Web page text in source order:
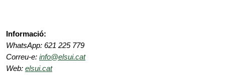
Informació:
WhatsApp: 621 225 779
Correu-e: info@elsui.cat
Web: elsui.cat